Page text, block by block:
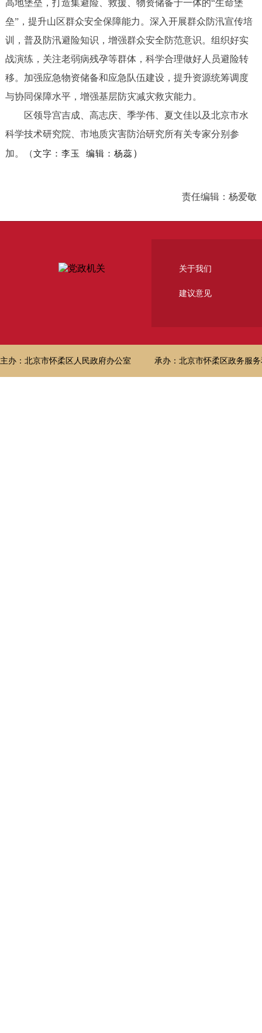
高地堡垒，打造集避险、救援、物资储备于一体的“生命堡
垒”，提升山区群众安全保障能力。深入开展群众防汛宣传培
训，普及防汛避险知识，增强群众安全防范意识。组织好实
战演练，关注老弱病残孕等群体，科学合理做好人员避险转
移。加强应急物资储备和应急队伍建设，提升资源统筹调度
与协同保障水平，增强基层防灾减灾救灾能力。
区领导宫吉成、高志庆、季学伟、夏文佳以及北京市水
科学技术研究院、市地质灾害防治研究所有关专家分别参
加。（文字：李玉 编辑：杨蕊）
责任编辑：杨爱敬
关于我们
建议意见
主办：北京市怀柔区人民政府办公室 承办：北京市怀柔区政务服